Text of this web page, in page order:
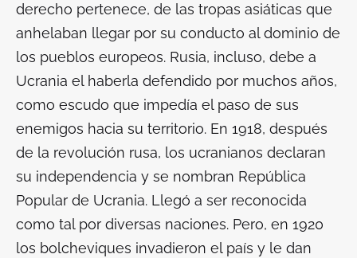
derecho pertenece, de las tropas asiáticas que
anhelaban llegar por su conducto al dominio de
los pueblos europeos. Rusia, incluso, debe a
Ucrania el haberla defendido por muchos años,
como escudo que impedía el paso de sus
enemigos hacia su territorio. En 1918, después
de la revolución rusa, los ucranianos declaran
su independencia y se nombran República
Popular de Ucrania. Llegó a ser reconocida
como tal por diversas naciones. Pero, en 1920
los bolcheviques invadieron el país y le dan